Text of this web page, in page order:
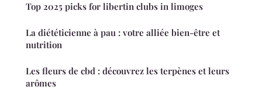
Top 2025 picks for libertin clubs in limoges
La diététicienne à pau : votre alliée bien-être et
nutrition
Les fleurs de cbd : découvrez les terpènes et leurs
arômes